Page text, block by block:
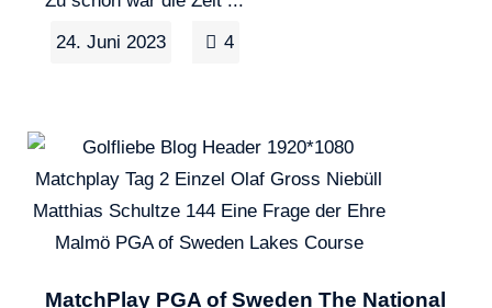
24. Juni 2023
4
MatchPlay PGA of Sweden The National